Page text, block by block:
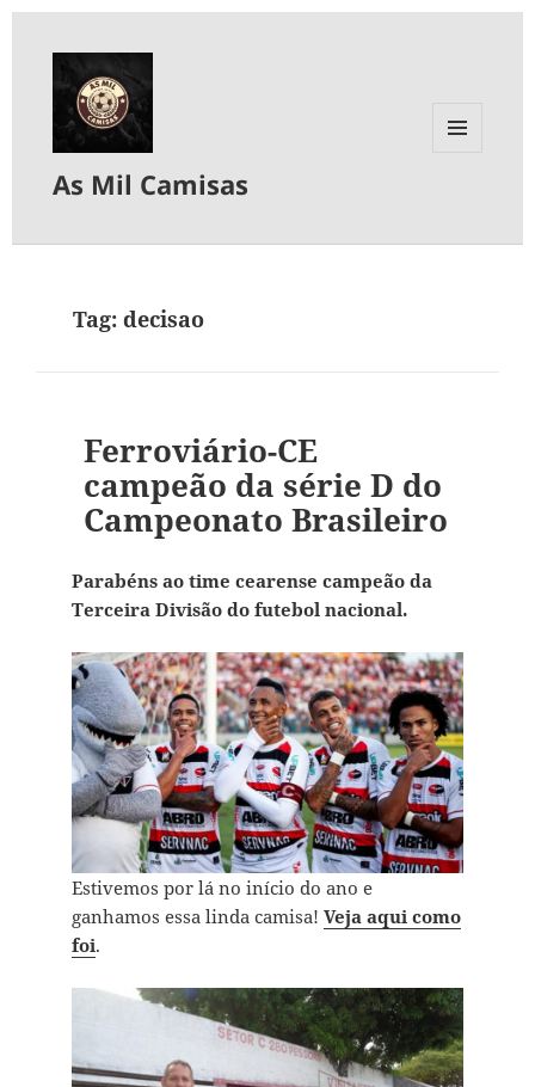
As Mil Camisas
Tag:decisao
Ferroviário-CE
campeão da série D do
Campeonato Brasileiro
Parabéns ao time cearense campeão da
Terceira Divisão do futebol nacional.
Estivemos por lá no início do ano e
ganhamos essa linda camisa! Veja aqui como
foi.